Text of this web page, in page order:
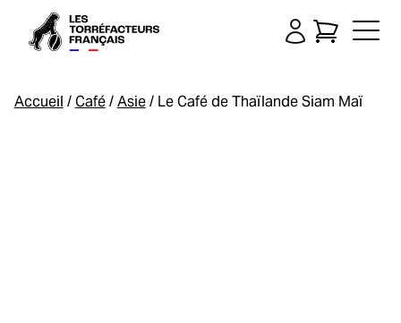
Accueil /Café/Asie/ Le Café de Thaïlande Siam Maï